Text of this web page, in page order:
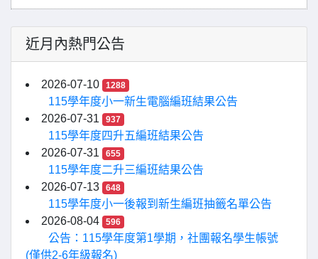
近月內熱門公告
2026-07-10 1288
115學年度小一新生電腦編班結果公告
2026-07-31
937
115學年度四升五編班結果公告
2026-07-31
655
115學年度二升三編班結果公告
2026-07-13
648
115學年度小一後報到新生編班抽籤名單公告
2026-08-04
596
公告：115學年度第1學期，社團報名學生帳號
(僅供2-6年級報名)